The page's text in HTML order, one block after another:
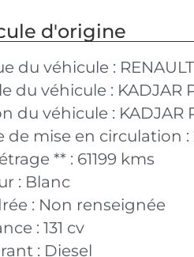
d'origine
du véhicule : RENAULT
du véhicule : KADJAR
du véhicule : KADJAR
de mise en circulation :
** : 61199 kms
: Blanc
: Non renseignée
: 131 cv
: Diesel